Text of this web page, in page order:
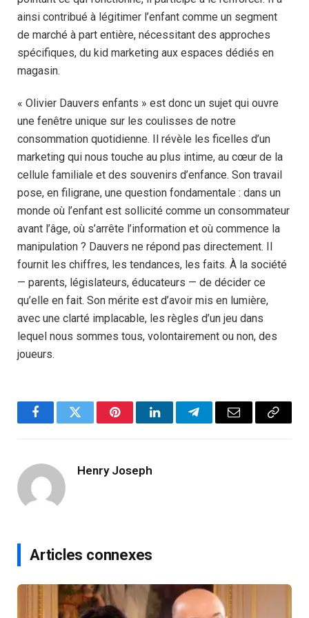
ainsi contribué à légitimer l’enfant comme un segment
de marché à part entière, nécessitant des approches
spécifiques, du kid marketing aux espaces dédiés en
magasin.
« Olivier Dauvers enfants » est donc un sujet qui ouvre
une fenêtre unique sur les coulisses de notre
consommation quotidienne. Il révèle les ficelles d’un
marketing qui nous touche au plus intime, au cœur de la
cellule familiale et des souvenirs d’enfance. Son travail
pose, en filigrane, une question fondamentale : dans un
monde où l’enfant est sollicité comme un consommateur
avant l’âge, où s’arrête l’information et où commence la
manipulation ? Dauvers ne répond pas directement. Il
fournit les chiffres, les tendances, les faits. À la société
— parents, législateurs, éducateurs — de décider ce
qu’elle en fait. Son mérite est d’avoir mis en lumière,
avec une clarté implacable, les règles d’un jeu dans
lequel nous sommes tous, volontairement ou non, des
joueurs.
FacebookTwitter PinterestLinkedInTelegramEmail
Copy
Henry Joseph
Articles connexes